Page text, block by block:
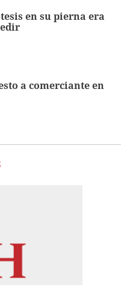
en su pierna era
a comerciante en